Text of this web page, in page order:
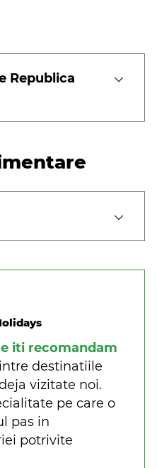
Republica
iti recomandam
destinatiile
vizitate noi.
pe care o
pas in
potrivite